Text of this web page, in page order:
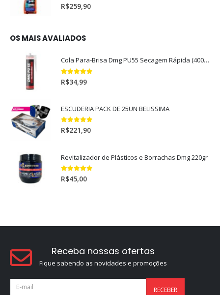
0 out of 5
R$259,90
OS MAIS AVALIADOS
Cola Para-Brisa Dmg PU55 Secagem Rápida (400gr)
5.00out of 5
R$34,99
ESCUDERIA PACK DE 25UN BELISSIMA
5.00out of 5
R$221,90
Revitalizador de Plásticos e Borrachas Dmg 220gr
5.00out of 5
R$45,00
Receba nossas ofertas
Fique sabendo as novidades e promoções